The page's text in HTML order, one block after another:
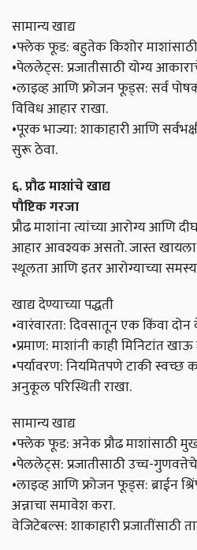
सामान्य खाद्य
•फ्लेक फूड: बहुतेक किशोर
•पेललेट्स: प्रजातीसाठी योग्य
•लाइव्ह आणि फ्रोजन फूड्स: सर्व
विविध आहार राखा.
•पूरक भाज्या: शाकाहारी आणि
सुरू ठेवा.
६. प्रौढ माशांचे खाद्य
पौष्टिक गरजा
प्रौढ माशांना त्यांच्या आरोग्य आणि
आहार आवश्यक असतो. जास्त
स्थूलता आणि इतर आरोग्याच्या
खाद्य देण्याच्या पद्धती
•वारंवारता: दिवसातून एक किंवा दोन
•प्रमाण: माशांनी काही मिनिटांत
•पर्यावरण: नियमितपणे टाकी
अनुकूल परिस्थिती राखा.
सामान्य खाद्य
•फ्लेक फूड: अनेक प्रौढ माशांसाठी
•पेललेट्स: प्रजातीसाठी उच्च-
•लाइव्ह आणि फ्रोजन फूड्स: ब्राईन
अन्नाचा समावेश करा.
वेजिटेबल्स: शाकाहारी प्रजातींसाठी